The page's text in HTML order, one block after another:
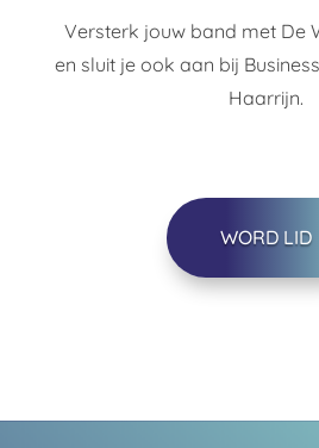
Versterk jouw band met De
en sluit je ook aan bij
Haarrijn.
WORD LID